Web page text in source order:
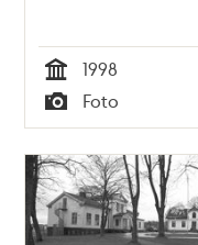
Tid
1998
Typ
Foto